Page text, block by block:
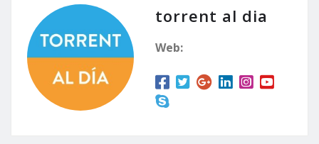
torrent al dia
Web: